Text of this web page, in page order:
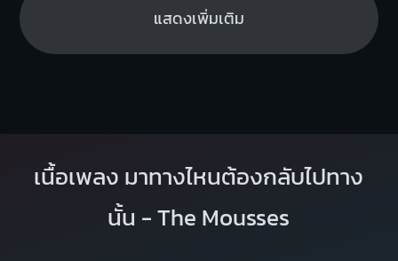
แสดงเพิ่มเติม
เนื้อเพลง มาทางไหนต้องกลับไปทาง
นั้น - The Mousses